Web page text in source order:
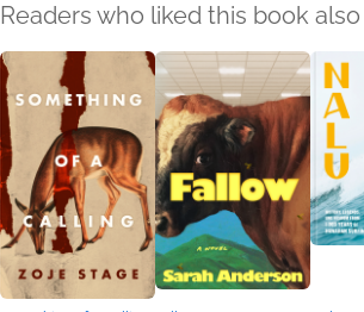
Readers who liked this book also